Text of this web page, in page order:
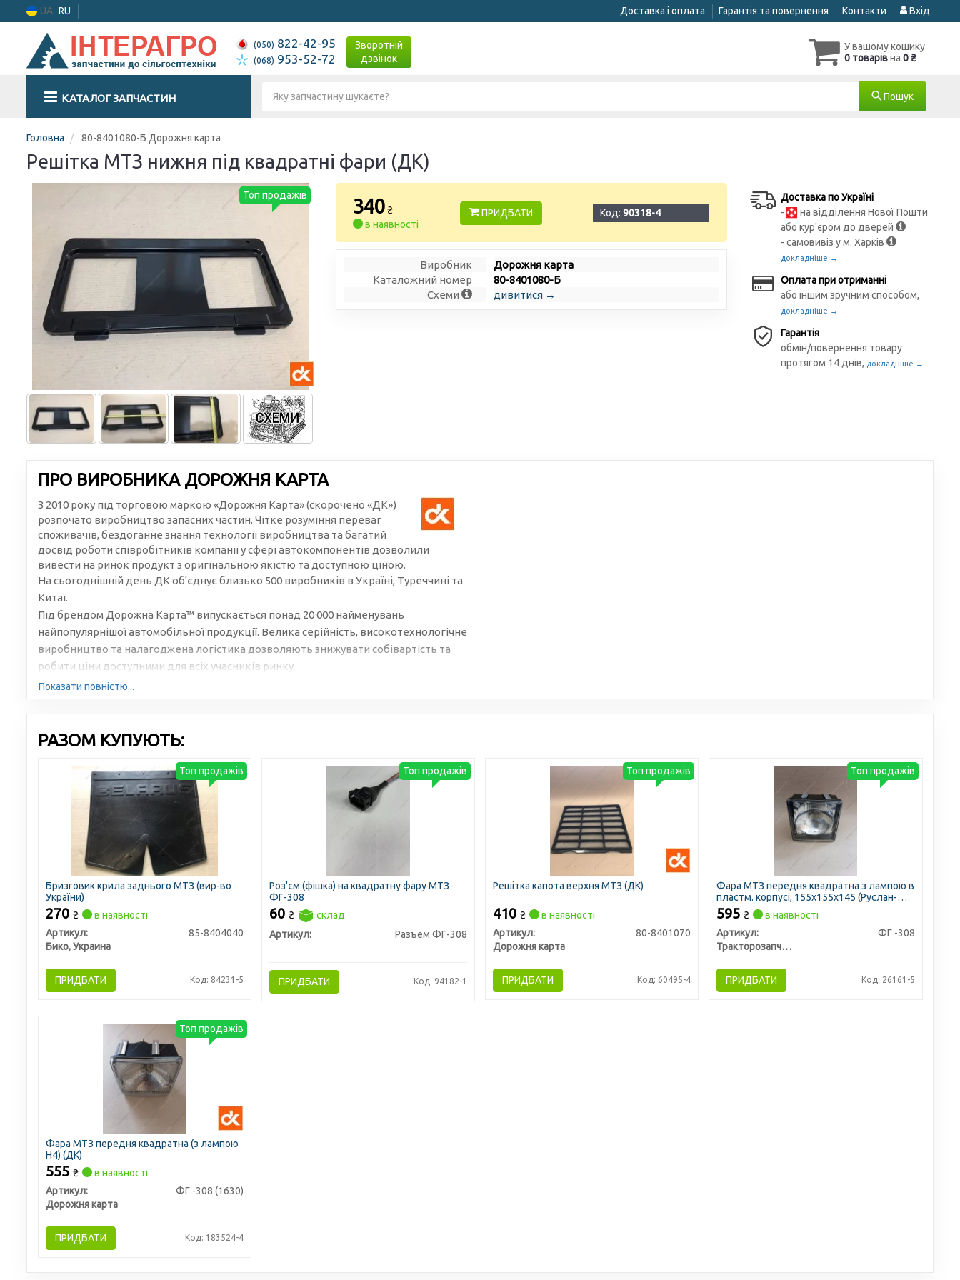
UA RU Доставка і оплата Гарантія та повернення Контакти Вхід
(050) 822-42-95
(068) 953-52-72
Зворотній
дзвінок
У вашому кошику
0 товарівна 0 ₴
КАТАЛОГ ЗАПЧАСТИН Пошук
Головна 80-8401080-Б Дорожня карта
Решітка МТЗ нижня під квадратні фари (ДК)
Топ продажів
340 ₴
в наявності
ПРИДБАТИ Код:90318-4
Виробник
Дорожня карта
Каталожний номер
80-8401080-Б
Схеми
дивитися →
Доставка по Україні
-
на відділення Нової Пошти
або кур'єром до дверей
- самовивіз у м. Харків
докладніше →
Оплата при отриманні
або іншим зручним способом,
докладніше →
Гарантія
обмін/повернення товару
протягом 14 днів, докладніше →
ПРО ВИРОБНИКА ДОРОЖНЯ КАРТА
З 2010 року під торговою маркою «Дорожня Карта» (скорочено «ДК»)
розпочато виробництво запасних частин. Чітке розуміння переваг
споживачів, бездоганне знання технології виробництва та багатий
досвід роботи співробітників компанії у сфері автокомпонентів дозволили
вивести на ринок продукт з оригінальною якістю та доступною ціною.
На сьогоднішній день ДК об'єднує близько 500 виробників в Україні, Туреччині та
Китаї.
Під брендом Дорожна Карта™ випускається понад 20 000 найменувань
найпопулярнішої автомобільної продукції. Велика серійність, високотехнологічне
виробництво та налагоджена логістика дозволяють знижувати собівартість та
робити ціни доступними для всіх учасників ринку.
Показати повністю...
РАЗОМ КУПУЮТЬ:
Бризговик крила заднього МТЗ (вир-во
України)
270 ₴
в наявності
Артикул:
85-8404040
Бико, Украина
ПРИДБАТИ Код: 84231-5
Топ продажів
Роз'єм (фішка) на квадратну фару МТЗ
ФГ-308
60 ₴
склад
Артикул:
Разъем ФГ-308
ПРИДБАТИ Код: 94182-1
Топ продажів
Решітка капота верхня МТЗ (ДК)
410 ₴
в наявності
Артикул:
80-8401070
Дорожня карта
ПРИДБАТИ Код: 60495-4
Топ продажів
Фара МТЗ передня квадратна з лампою в
пластм. корпусі, 155х155х145 (Руслан-
Комплект)
595₴
в наявності
Артикул:
ФГ -308
Тракторозапчасть г. Ромны
ПРИДБАТИ Код: 26161-5
Топ продажів
Фара МТЗ передня квадратна (з лампою
Н4) (ДК)
555 ₴
в наявності
Артикул:
ФГ -308 (1630)
Дорожня карта
ПРИДБАТИ Код: 183524-4
Топ продажів